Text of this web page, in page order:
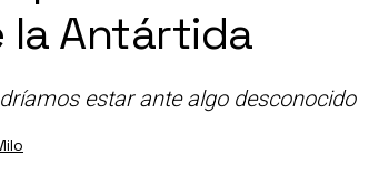
la Antártida
estar ante algo desconocido